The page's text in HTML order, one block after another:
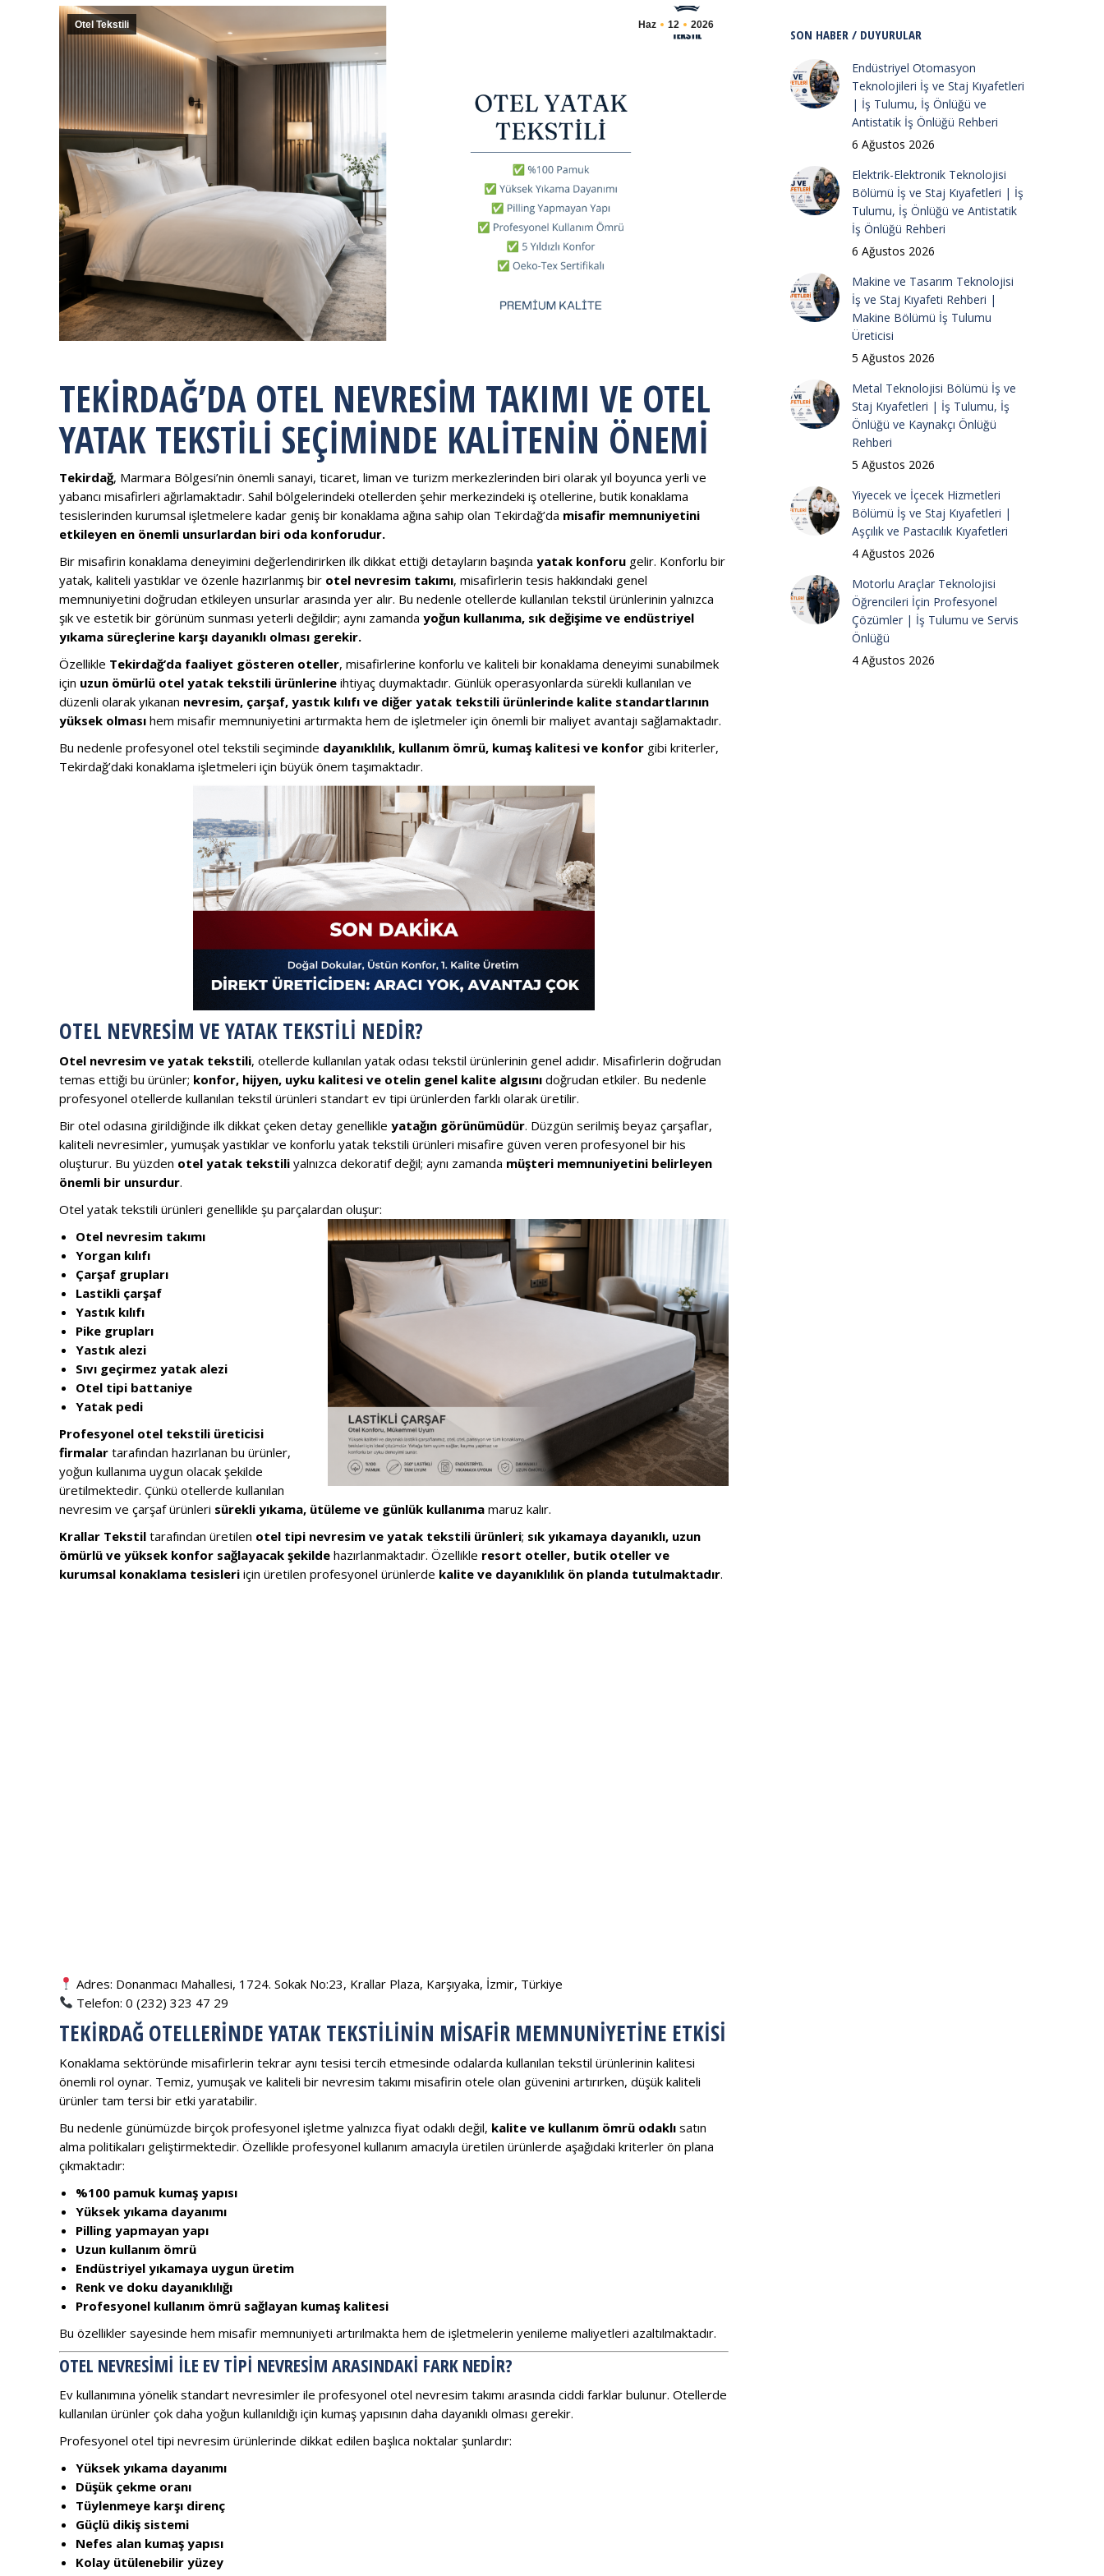
Haz 12 2026
Otel Tekstili
TEKIRDAĞ’DA OTEL NEVRESIM TAKIMI VE OTEL
YATAK TEKSTILI SEÇIMINDE KALITENIN ÖNEMI
Tekirdağ, Marmara Bölgesi’nin önemli sanayi, ticaret, liman ve turizm merkezlerinden biri olarak yıl boyunca yerli ve
yabancı misafirleri ağırlamaktadır. Sahil bölgelerindeki otellerden şehir merkezindeki iş otellerine, butik konaklama
tesislerinden kurumsal işletmelere kadar geniş bir konaklama ağına sahip olan Tekirdağ’da misafir memnuniyetini
etkileyen en önemli unsurlardan biri oda konforudur.
Bir misafirin konaklama deneyimini değerlendirirken ilk dikkat ettiği detayların başında yatak konforu gelir. Konforlu bir
yatak, kaliteli yastıklar ve özenle hazırlanmış bir otel nevresim takımı, misafirlerin tesis hakkındaki genel
memnuniyetini doğrudan etkileyen unsurlar arasında yer alır. Bu nedenle otellerde kullanılan tekstil ürünlerinin yalnızca
şık ve estetik bir görünüm sunması yeterli değildir; aynı zamanda yoğun kullanıma, sık değişime ve endüstriyel
yıkama süreçlerine karşı dayanıklı olması gerekir.
Özellikle Tekirdağ’da faaliyet gösteren oteller, misafirlerine konforlu ve kaliteli bir konaklama deneyimi sunabilmek
için uzun ömürlü otel yatak tekstili ürünlerine ihtiyaç duymaktadır. Günlük operasyonlarda sürekli kullanılan ve
düzenli olarak yıkanan nevresim, çarşaf, yastık kılıfı ve diğer yatak tekstili ürünlerinde kalite standartlarının
yüksek olması hem misafir memnuniyetini artırmakta hem de işletmeler için önemli bir maliyet avantajı sağlamaktadır.
Bu nedenle profesyonel otel tekstili seçiminde dayanıklılık, kullanım ömrü, kumaş kalitesi ve konfor gibi kriterler,
Tekirdağ’daki konaklama işletmeleri için büyük önem taşımaktadır.
OTEL NEVRESIM VE YATAK TEKSTILI NEDIR?
Otel nevresim ve yatak tekstili, otellerde kullanılan yatak odası tekstil ürünlerinin genel adıdır. Misafirlerin doğrudan
temas ettiği bu ürünler; konfor, hijyen, uyku kalitesi ve otelin genel kalite algısını doğrudan etkiler. Bu nedenle
profesyonel otellerde kullanılan tekstil ürünleri standart ev tipi ürünlerden farklı olarak üretilir.
Bir otel odasına girildiğinde ilk dikkat çeken detay genellikle yatağın görünümüdür. Düzgün serilmiş beyaz çarşaflar,
kaliteli nevresimler, yumuşak yastıklar ve konforlu yatak tekstili ürünleri misafire güven veren profesyonel bir his
oluşturur. Bu yüzden otel yatak tekstili yalnızca dekoratif değil; aynı zamanda müşteri memnuniyetini belirleyen
önemli bir unsurdur.
Otel yatak tekstili ürünleri genellikle şu parçalardan oluşur:
Otel nevresim takımı
Yorgan kılıfı
Çarşaf grupları
Lastikli çarşaf
Yastık kılıfı
Pike grupları
Yastık alezi
Sıvı geçirmez yatak alezi
Otel tipi battaniye
Yatak pedi
Profesyonel otel tekstili üreticisi
firmalar tarafından hazırlanan bu ürünler,
yoğun kullanıma uygun olacak şekilde
üretilmektedir. Çünkü otellerde kullanılan
nevresim ve çarşaf ürünleri sürekli yıkama, ütüleme ve günlük kullanıma maruz kalır.
Krallar Tekstil tarafından üretilen otel tipi nevresim ve yatak tekstili ürünleri; sık yıkamaya dayanıklı, uzun
ömürlü ve yüksek konfor sağlayacak şekilde hazırlanmaktadır. Özellikle resort oteller, butik oteller ve
kurumsal konaklama tesisleri için üretilen profesyonel ürünlerde kalite ve dayanıklılık ön planda tutulmaktadır.
Adres: Donanmacı Mahallesi, 1724. Sokak No:23, Krallar Plaza, Karşıyaka, İzmir, Türkiye
Telefon: 0 (232) 323 47 29
TEKIRDAĞ OTELLERINDE YATAK TEKSTILININ MISAFIR MEMNUNIYETINE ETKISI
Konaklama sektöründe misafirlerin tekrar aynı tesisi tercih etmesinde odalarda kullanılan tekstil ürünlerinin kalitesi
önemli rol oynar. Temiz, yumuşak ve kaliteli bir nevresim takımı misafirin otele olan güvenini artırırken, düşük kaliteli
ürünler tam tersi bir etki yaratabilir.
Bu nedenle günümüzde birçok profesyonel işletme yalnızca fiyat odaklı değil, kalite ve kullanım ömrü odaklı satın
alma politikaları geliştirmektedir. Özellikle profesyonel kullanım amacıyla üretilen ürünlerde aşağıdaki kriterler ön plana
çıkmaktadır:
%100 pamuk kumaş yapısı
Yüksek yıkama dayanımı
Pilling yapmayan yapı
Uzun kullanım ömrü
Endüstriyel yıkamaya uygun üretim
Renk ve doku dayanıklılığı
Profesyonel kullanım ömrü sağlayan kumaş kalitesi
Bu özellikler sayesinde hem misafir memnuniyeti artırılmakta hem de işletmelerin yenileme maliyetleri azaltılmaktadır.
OTEL NEVRESIMI ILE EV TIPI NEVRESIM ARASINDAKI FARK NEDIR?
Ev kullanımına yönelik standart nevresimler ile profesyonel otel nevresim takımı arasında ciddi farklar bulunur. Otellerde
kullanılan ürünler çok daha yoğun kullanıldığı için kumaş yapısının daha dayanıklı olması gerekir.
Profesyonel otel tipi nevresim ürünlerinde dikkat edilen başlıca noktalar şunlardır:
Yüksek yıkama dayanımı
Düşük çekme oranı
Tüylenmeye karşı direnç
Güçlü dikiş sistemi
Nefes alan kumaş yapısı
Kolay ütülenebilir yüzey
SON HABER / DUYURULAR
Endüstriyel Otomasyon
Teknolojileri İş ve Staj Kıyafetleri
| İş Tulumu, İş Önlüğü ve
Antistatik İş Önlüğü Rehberi
6 Ağustos 2026
Elektrik-Elektronik Teknolojisi
Bölümü İş ve Staj Kıyafetleri | İş
Tulumu, İş Önlüğü ve Antistatik
İş Önlüğü Rehberi
6 Ağustos 2026
Makine ve Tasarım Teknolojisi
İş ve Staj Kıyafeti Rehberi |
Makine Bölümü İş Tulumu
Üreticisi
5 Ağustos 2026
Metal Teknolojisi Bölümü İş ve
Staj Kıyafetleri | İş Tulumu, İş
Önlüğü ve Kaynakçı Önlüğü
Rehberi
5 Ağustos 2026
Yiyecek ve İçecek Hizmetleri
Bölümü İş ve Staj Kıyafetleri |
Aşçılık ve Pastacılık Kıyafetleri
4 Ağustos 2026
Motorlu Araçlar Teknolojisi
Öğrencileri İçin Profesyonel
Çözümler | İş Tulumu ve Servis
Önlüğü
4 Ağustos 2026